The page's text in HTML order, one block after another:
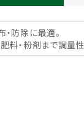
防除に最適。
料・粉剤まで調量